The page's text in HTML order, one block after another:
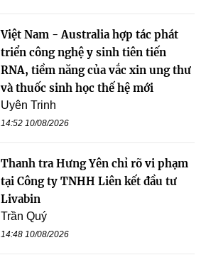
Việt Nam - Australia hợp tác phát
triển công nghệ y sinh tiên tiến
RNA, tiềm năng của vắc xin ung thư
và thuốc sinh học thế hệ mới
Uyên Trinh
14:52 10/08/2026
Thanh tra Hưng Yên chỉ rõ vi phạm
tại Công ty TNHH Liên kết đầu tư
Livabin
Trần Quý
14:48 10/08/2026